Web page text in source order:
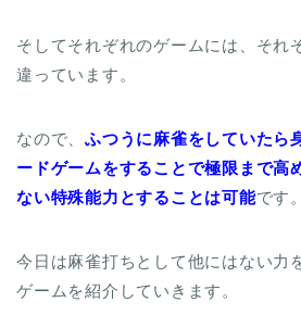
そしてそれぞれのゲームには、それ
違っています。
なので、ふつうに麻雀をしていたら
ードゲームをすることで極限まで高
ない特殊能力とすることは可能です。
今日は麻雀打ちとして他にはない力
ゲームを紹介していきます。